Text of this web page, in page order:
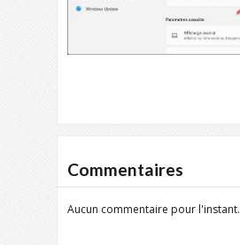
Commentaires
Aucun commentaire pour l'instant.